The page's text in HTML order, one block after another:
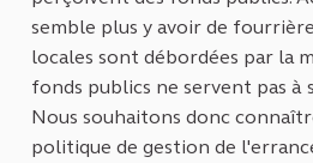
semble plus y avoir de
locales sont débordées par la
fonds publics ne servent pas à
Nous souhaitons donc
politique de gestion de